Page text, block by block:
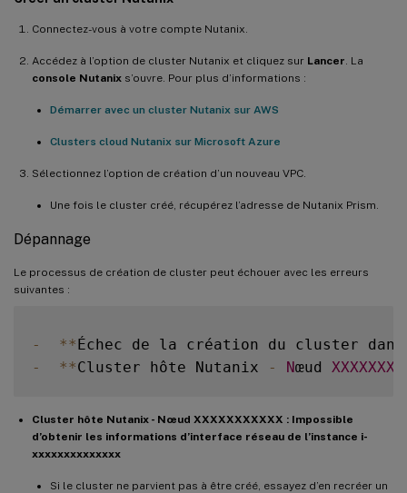
Microsoft.Network/virtualNetworks/*
Microsoft.Network/locations/usages/read
Microsoft.Storage/
Microsoft.Storage/storageAccounts/read
Microsoft.Storage/storageAccounts/
Microsoft.ResourceHealth/
Microsoft.ManagedIdentity/
Microsoft.Resources/tags/write
Microsoft.Resources/tags/delete
Microsoft.Resources/providers/read
Microsoft.Compute/sshPublicKeys/delete
Microsoft.Nutanix/Interfaces/write
Microsoft.Nutanix/Nodes/read
Microsoft.Nutanix/Nodes/write
Microsoft.Nutanix/Nodes/delete
Microsoft.Nutanix/register/action
Connectez-vous à votre compte Nutanix.
Accédez à l’option de cluster Nutanix et cliquez sur Lancer . La
console Nutanix s’ouvre. Pour plus d’informations :
Démarrer avec un cluster Nutanix sur AWS
Clusters cloud Nutanix sur Microsoft Azure
Sélectionnez l’option de création d’un nouveau VPC.
Une fois le cluster créé, récupérez l’adresse de Nutanix Prism.
Dépannage
Le processus de création de cluster peut échouer avec les erreurs
suivantes :
- **Échec de la création du cluster
-
**Cluster hôte Nutanix - Nœud
Cluster hôte Nutanix - Nœud XXXXXXXXXXX : Impossible
d’obtenir les informations d’interface réseau de l’instance i-
xxxxxxxxxxxxxx
Si le cluster ne parvient pas à être créé, essayez d’en recréer un